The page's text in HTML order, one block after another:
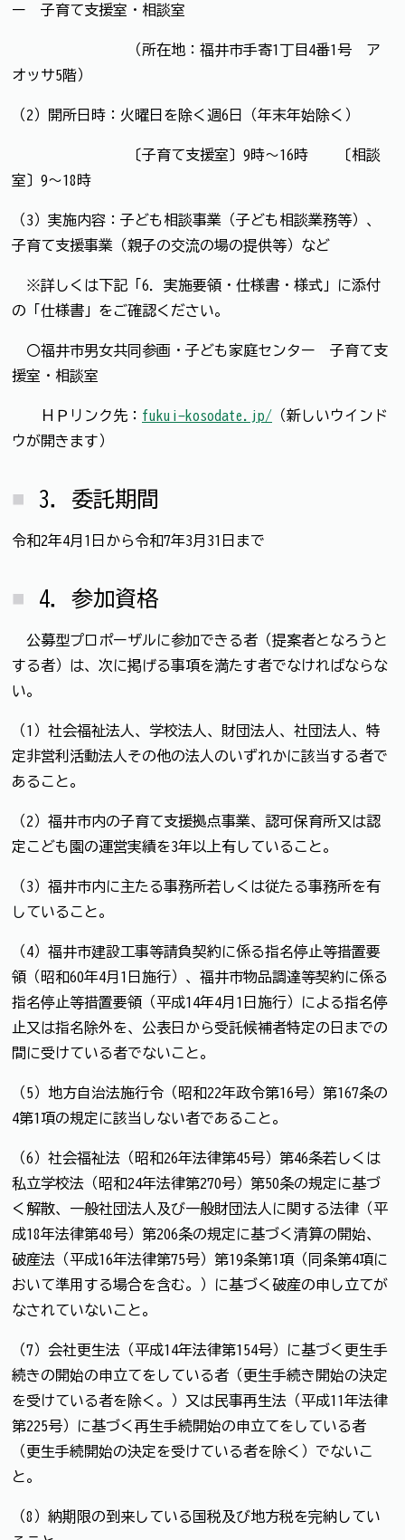
ー 子育て支援室・相談室
（所在地：福井市手寄1丁目4番1号 ア
オッサ5階）
（2）開所日時：火曜日を除く週6日（年末年始除く）
〔子育て支援室〕9時～16時 〔相談
室〕9～18時
（3）実施内容：子ども相談事業（子ども相談業務等）、
子育て支援事業（親子の交流の場の提供等）など
※詳しくは下記「6．実施要領・仕様書・様式」に添付
の「仕様書」をご確認ください。
〇福井市男女共同参画・子ども家庭センター 子育て支
援室・相談室
ＨＰリンク先： fukui-kosodate.jp/ （新しいウインド
ウが開きます）
3．委託期間
令和2年4月1日から令和7年3月31日まで
4．参加資格
公募型プロポーザルに参加できる者（提案者となろうと
する者）は、次に掲げる事項を満たす者でなければならな
い。
（1）社会福祉法人、学校法人、財団法人、社団法人、特
定非営利活動法人その他の法人のいずれかに該当する者で
あること。
（2）福井市内の子育て支援拠点事業、認可保育所又は認
定こども園の運営実績を3年以上有していること。
（3）福井市内に主たる事務所若しくは従たる事務所を有
していること。
（4）福井市建設工事等請負契約に係る指名停止等措置要
領（昭和60年4月1日施行）、福井市物品調達等契約に係る
指名停止等措置要領（平成14年4月1日施行）による指名停
止又は指名除外を、公表日から受託候補者特定の日までの
間に受けている者でないこと。
（5）地方自治法施行令（昭和22年政令第16号）第167条の
4第1項の規定に該当しない者であること。
（6）社会福祉法（昭和26年法律第45号）第46条若しくは
私立学校法（昭和24年法律第270号）第50条の規定に基づ
く解散、一般社団法人及び一般財団法人に関する法律（平
成18年法律第48号）第206条の規定に基づく清算の開始、
破産法（平成16年法律第75号）第19条第1項（同条第4項に
おいて準用する場合を含む。）に基づく破産の申し立てが
なされていないこと。
（7）会社更生法（平成14年法律第154号）に基づく更生手
続きの開始の申立てをしている者（更生手続き開始の決定
を受けている者を除く。）又は民事再生法（平成11年法律
第225号）に基づく再生手続開始の申立てをしている者
（更生手続開始の決定を受けている者を除く）でないこ
と。
（8）納期限の到来している国税及び地方税を完納してい